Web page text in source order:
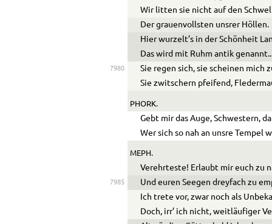
Wir litten sie nicht auf den
Der grauenvollsten unsrer Höllen.
Hier wurzelt’s in der Schönheit
Das wird mit Ruhm antik genannt
7980
Sie regen sich, sie scheinen mich
Sie zwitschern pfeifend,
PHORK.
Gebt mir das Auge, Schwestern,
Wer sich so nah an unsre Tempel
MEPH.
Verehrteste! Erlaubt mir euch zu
7985
Und euren Seegen dreyfach zu
Ich trete vor, zwar noch als
Doch, irr’ ich nicht, weitläufiger